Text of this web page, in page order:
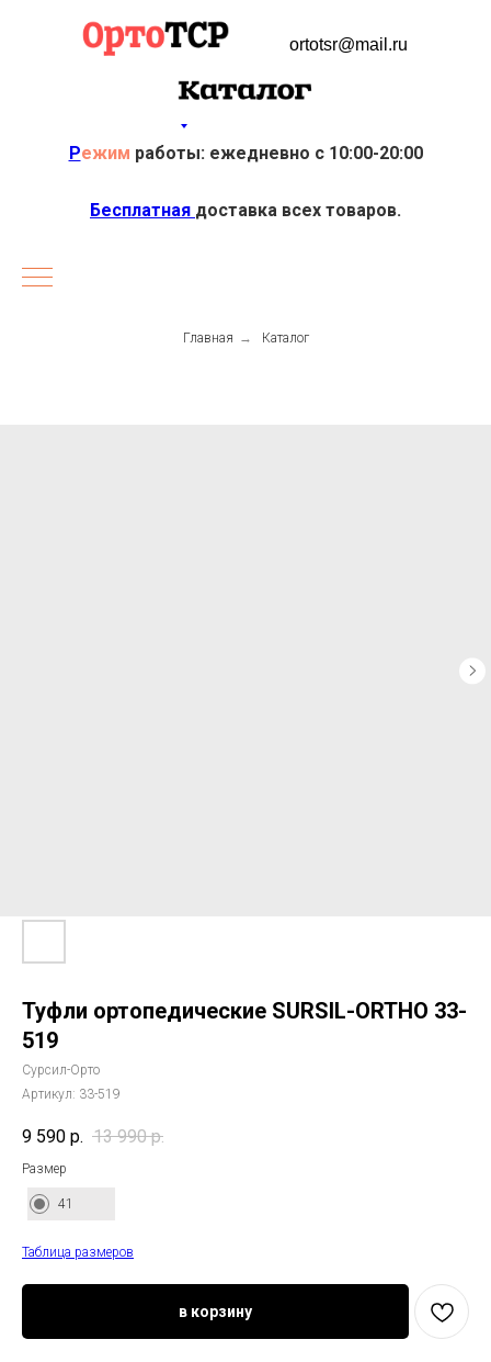
ortotsr@mail.ru
Режим работы: ежедневно с 10:00-20:00
Бесплатная доставка всех товаров.
Главная → Каталог
Туфли ортопедические SURSIL-ORTHO 33-
519
Сурсил-Орто
Артикул: 33-519
9 590 р. 13 990 р.
Размер
41
Таблица размеров
в корзину